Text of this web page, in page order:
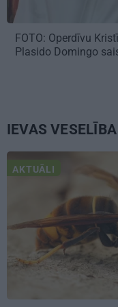
FOTO: Operdīvu
Plasido Domingo
IEVAS VESELĪBA
AKTUĀLI